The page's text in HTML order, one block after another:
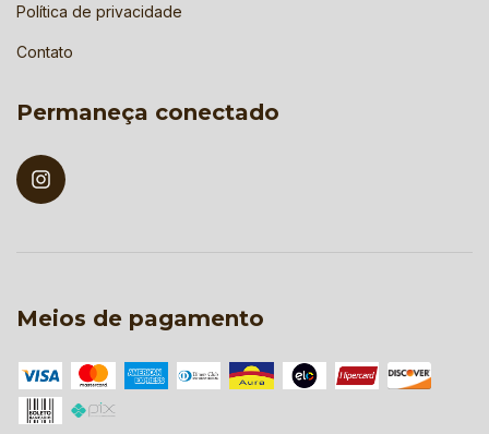
Política de privacidade
Contato
Permaneça conectado
Meios de pagamento